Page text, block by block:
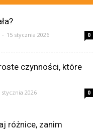
- 15 stycznia 2026 0
czynności, które
stycznia 2026 0
różnice, zanim